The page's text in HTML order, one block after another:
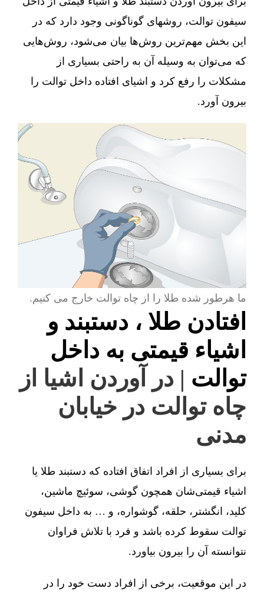
سیفون توالت، روشهای گوناگونی وجود دارد که در
این بخش مهم‌ترین روش‌ها بیان می‌شود، روش‌هایی
که می‌توان به وسیله آن به راحتی بسیاری از
مشکلات را رفع کرد و اشیای افتاده داخل توالت را
بیرون آورد.
ما هرطور شده طلا را از چاه توالت خارج می کنیم.
افتادن طلا ، دستبند و
اشیاء قیمتی به داخل
توالت | در آوردن اشیا از
چاه توالت در خیابان
مدنی
برای بسیاری از افراد اتفاق افتاده که دستبند طلا یا
اشیاء قیمتی‌شان همچون گوشی، سوئیچ ماشین،
کلید، انگشتر، حلقه، گوشواره، و … به داخل سیفون
توالت سقوط کرده باشد و فرد با تلاش فراوان
نتوانسته آن را بیرون بیاورد.
در این موقعیت، برخی از افراد دست خود را در